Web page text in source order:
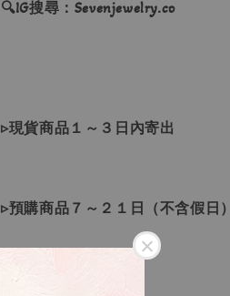
🔍IG搜尋：Sevenjewelry.co
▹現貨商品１～３日內寄出
▹預購商品７～２１日（不含假日